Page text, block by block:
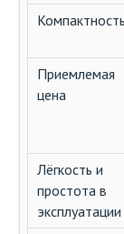
Компактность
Приемлемая
цена
Лёгкость и
простота в
эксплуатации